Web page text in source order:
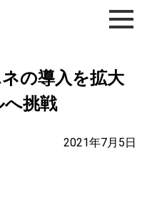
の導入を拡大
挑戦
2021年7月5日